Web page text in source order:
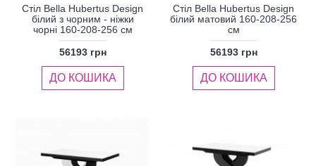
Стіл Bella Hubertus Design
білий з чорним - ніжки
чорні 160-208-256 см
56193 грн
ДО КОШИКА
Стіл Bella Hubertus Design
білий матовий 160-208-256
см
56193 грн
ДО КОШИКА